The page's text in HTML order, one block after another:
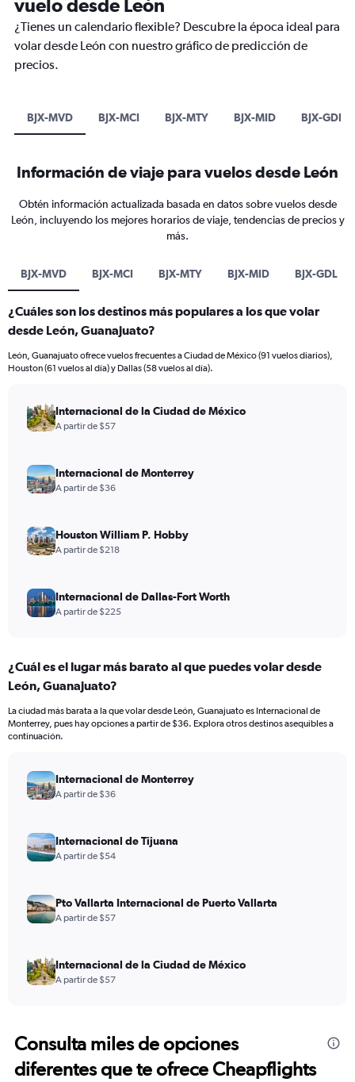
vuelo desde León
¿Tienes un calendario flexible? Descubre la época ideal para
volar desde León con nuestro gráfico de predicción de
precios.
BJX-MVD BJX-MCI BJX-MTY BJX-MID BJX-GDL
Información de viaje para vuelos desde León
Obtén información actualizada basada en datos sobre vuelos desde
León, incluyendo los mejores horarios de viaje, tendencias de precios y
más.
BJX-MVD BJX-MCI BJX-MTY BJX-MID BJX-GDL
¿Cuáles son los destinos más populares a los que volar
desde León, Guanajuato?
León, Guanajuato ofrece vuelos frecuentes a Ciudad de México (91 vuelos diarios),
Houston (61 vuelos al día) y Dallas (58 vuelos al día).
Internacional de la Ciudad de México
A partir de $57
Internacional de Monterrey
A partir de $36
Houston William P. Hobby
A partir de $218
Internacional de Dallas-Fort Worth
A partir de $225
¿Cuál es el lugar más barato al que puedes volar desde
León, Guanajuato?
La ciudad más barata a la que volar desde León, Guanajuato es Internacional de
Monterrey, pues hay opciones a partir de $36. Explora otros destinos asequibles a
continuación.
Internacional de Monterrey
A partir de $36
Internacional de Tijuana
A partir de $54
Pto Vallarta Internacional de Puerto Vallarta
A partir de $57
Internacional de la Ciudad de México
A partir de $57
Consulta miles de opciones
diferentes que te ofrece Cheapflights